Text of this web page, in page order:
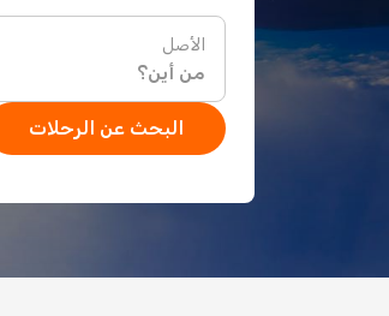
الأصل
البحث عن الرحلات